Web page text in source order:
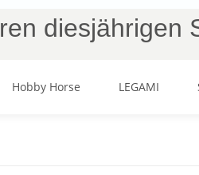
diesjährigen
Hobby Horse LEGAMI